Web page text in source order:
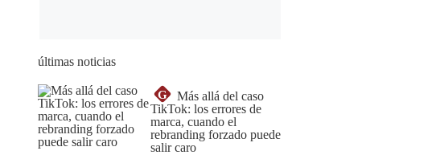
últimas noticias
G
Más allá del caso
TikTok: los errores de
marca, cuando el
rebranding forzado puede
salir caro